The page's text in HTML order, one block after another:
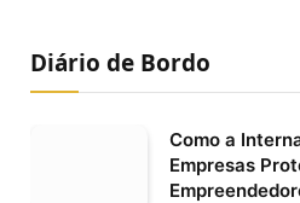
Diário de Bordo
Como a
Empresas